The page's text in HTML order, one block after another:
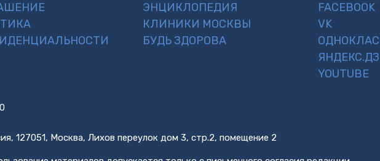
ЭНЦИКЛОПЕДИЯ
КЛИНИКИ МОСКВЫ
БУДЬ ЗДОРОВА
FACEBOOK
VK
YOUTUBE
127051, Москва, Лихов переулок дом 3, стр.2, помещение 2